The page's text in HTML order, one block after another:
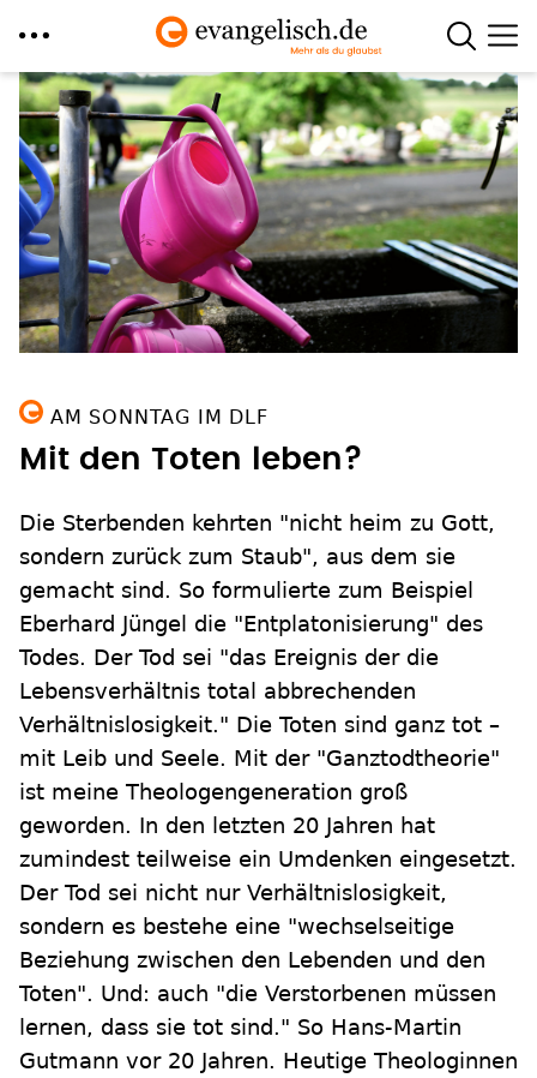
Direkt
zum
Inhalt
AM SONNTAG IM DLF
Mit den Toten leben?
Die Sterbenden kehrten "nicht heim zu Gott,
sondern zurück zum Staub", aus dem sie
gemacht sind. So formulierte zum Beispiel
Eberhard Jüngel die "Entplatonisierung" des
Todes. Der Tod sei "das Ereignis der die
Lebensverhältnis total abbrechenden
Verhältnislosigkeit." Die Toten sind ganz tot –
mit Leib und Seele. Mit der "Ganztodtheorie"
ist meine Theologengeneration groß
geworden. In den letzten 20 Jahren hat
zumindest teilweise ein Umdenken eingesetzt.
Der Tod sei nicht nur Verhältnislosigkeit,
sondern es bestehe eine "wechselseitige
Beziehung zwischen den Lebenden und den
Toten". Und: auch "die Verstorbenen müssen
lernen, dass sie tot sind." So Hans-Martin
Gutmann vor 20 Jahren. Heutige Theologinnen